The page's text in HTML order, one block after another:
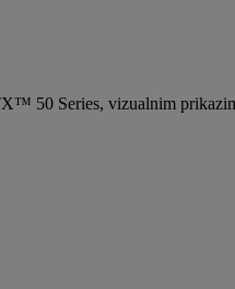
50 Series, vizualnim